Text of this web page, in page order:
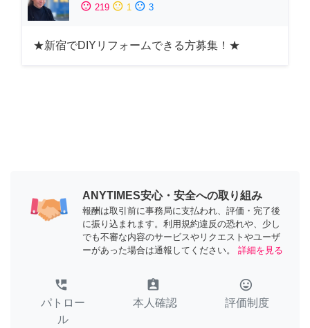
sentiment_satisfied 219 sentiment_neutral 1 sentiment_dissatisfied 3
★新宿でDIYリフォームできる方募集！★
ANYTIMES安心・安全への取り組み
報酬は取引前に事務局に支払われ、評価・完了後
に振り込まれます。利用規約違反の恐れや、少し
でも不審な内容のサービスやリクエストやユーザ
ーがあった場合は通報してください。
詳細を見る
perm_phone_msg
パトロー
ル
assignment_ind
本人確認
tag_faces
評価制度